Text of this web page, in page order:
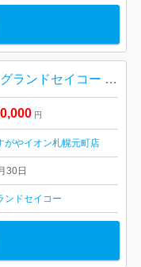
GRAND SEIKO グランドセイコー ヘリテージコレクション ブラックダイヤル SBGP011 札幌市 東区 元町
円
がやイオン札幌元町店
30日
ンドセイコー